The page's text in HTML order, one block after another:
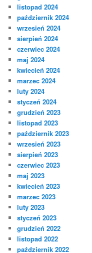
listopad 2024
październik 2024
wrzesień 2024
sierpień 2024
czerwiec 2024
maj 2024
kwiecień 2024
marzec 2024
luty 2024
styczeń 2024
grudzień 2023
listopad 2023
październik 2023
wrzesień 2023
sierpień 2023
czerwiec 2023
maj 2023
kwiecień 2023
marzec 2023
luty 2023
styczeń 2023
grudzień 2022
listopad 2022
październik 2022